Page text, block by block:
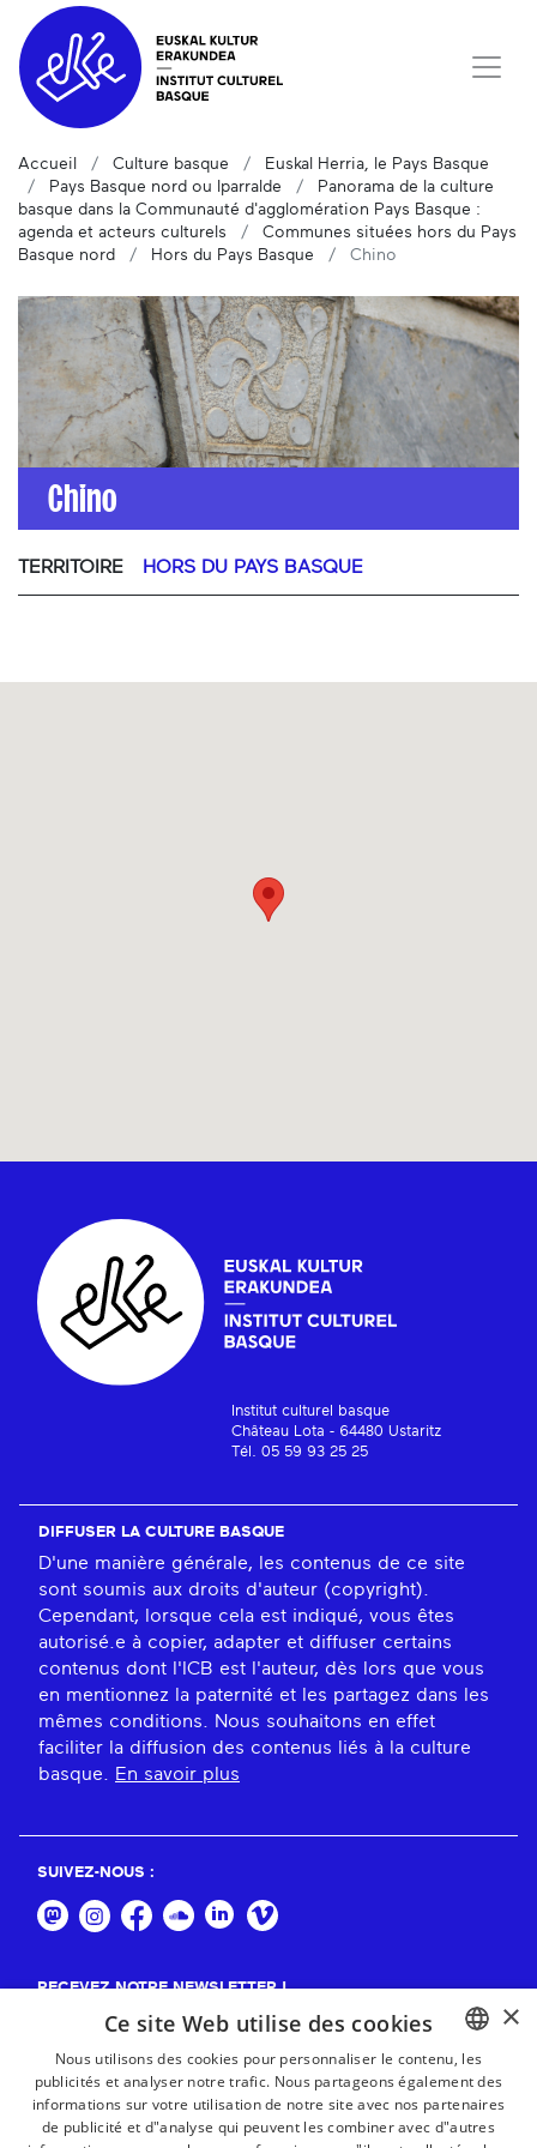
Accueil Culture basque
Euskal Herria, le Pays Basque
Pays Basque nord ou Iparralde
Panorama de la culture
basque dans la Communauté d'agglomération Pays Basque :
agenda et acteurs culturels
Communes situées hors du Pays
Basque nord
Hors du Pays Basque Chino
Chino
TERRITOIRE HORS DU PAYS BASQUE
Institut culturel basque
Château Lota - 64480 Ustaritz
Tél. 05 59 93 25 25
DIFFUSER LA CULTURE BASQUE
D'une manière générale, les contenus de ce site
sont soumis aux droits d'auteur (copyright).
Cependant, lorsque cela est indiqué, vous êtes
autorisé.e à copier, adapter et diffuser certains
contenus dont l'ICB est l'auteur, dès lors que vous
en mentionnez la paternité et les partagez dans les
mêmes conditions. Nous souhaitons en effet
faciliter la diffusion des contenus liés à la culture
basque.
En savoir plus
SUIVEZ-NOUS :
RECEVEZ NOTRE NEWSLETTER !
BASQUE
FRENCH
×
Ce site Web utilise des cookies
Nous utilisons des cookies pour personnaliser le contenu, les
publicités et analyser notre trafic. Nous partageons également des
informations sur votre utilisation de notre site avec nos partenaires
de publicité et d"analyse qui peuvent les combiner avec d"autres